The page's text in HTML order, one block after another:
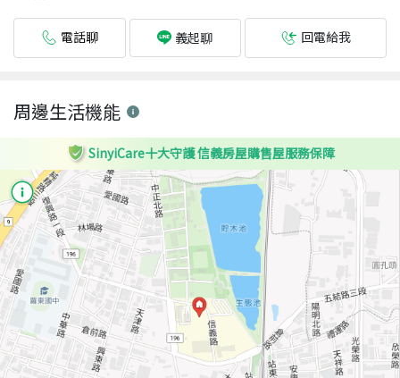
電話聊 義起聊 回電給我
周邊生活機能
SinyiCare十大守護 信義房屋購售屋服務保障